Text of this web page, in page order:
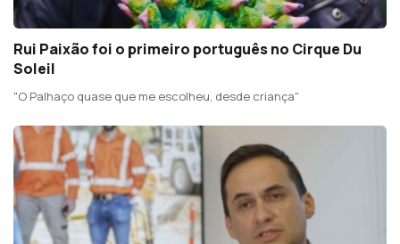
Rui Paixão foi o primeiro português no Cirque Du
Soleil
"O Palhaço quase que me escolheu, desde criança"